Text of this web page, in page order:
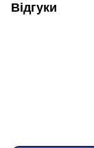
Відгуки